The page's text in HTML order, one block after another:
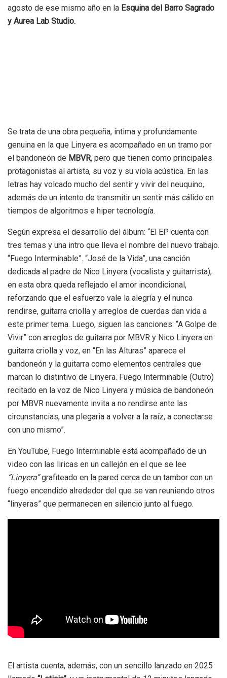
agosto de ese mismo año en la Esquina del Barro Sagrado
y Aurea Lab Studio.
Se trata de una obra pequeña, íntima y profundamente
genuina en la que Linyera es acompañado en un tramo por
el bandoneón de MBVR, pero que tienen como principales
protagonistas al artista, su voz y su viola acústica. En las
letras hay volcado mucho del sentir y vivir del neuquino,
además de un intento de transmitir un sentir más cálido en
tiempos de algoritmos e hiper tecnología.
Según expresa el desarrollo del álbum: “El EP cuenta con
tres temas y una intro que lleva el nombre del nuevo trabajo.
“Fuego Interminable”. “José de la Vida”, una canción
dedicada al padre de Nico Linyera (vocalista y guitarrista),
en esta obra queda reflejado el amor incondicional,
reforzando que el esfuerzo vale la alegría y el nunca
rendirse, guitarra criolla y arreglos de cuerdas dan vida a
este primer tema. Luego, siguen las canciones: “A Golpe de
Vivir” con arreglos de guitarra por MBVR y Nico Linyera en
guitarra criolla y voz, en “En las Alturas” aparece el
bandoneón y la guitarra como elementos centrales que
marcan lo distintivo de Linyera. Fuego Interminable (Outro)
recitado en la voz de Nico Linyera y música de bandoneón
por MBVR nuevamente invita a no rendirse ante las
circunstancias, una plegaria a volver a la raíz, a conectarse
con uno mismo”.
En YouTube, Fuego Interminable está acompañado de un
video con las liricas en un callejón en el que se lee
“Linyera”grafiteado en la pared cerca de un tambor con un
fuego encendido alrededor del que se van reuniendo otros
“linyeras” que permanecen en silencio junto al fuego.
El artista cuenta, además, con un sencillo lanzado en 2025